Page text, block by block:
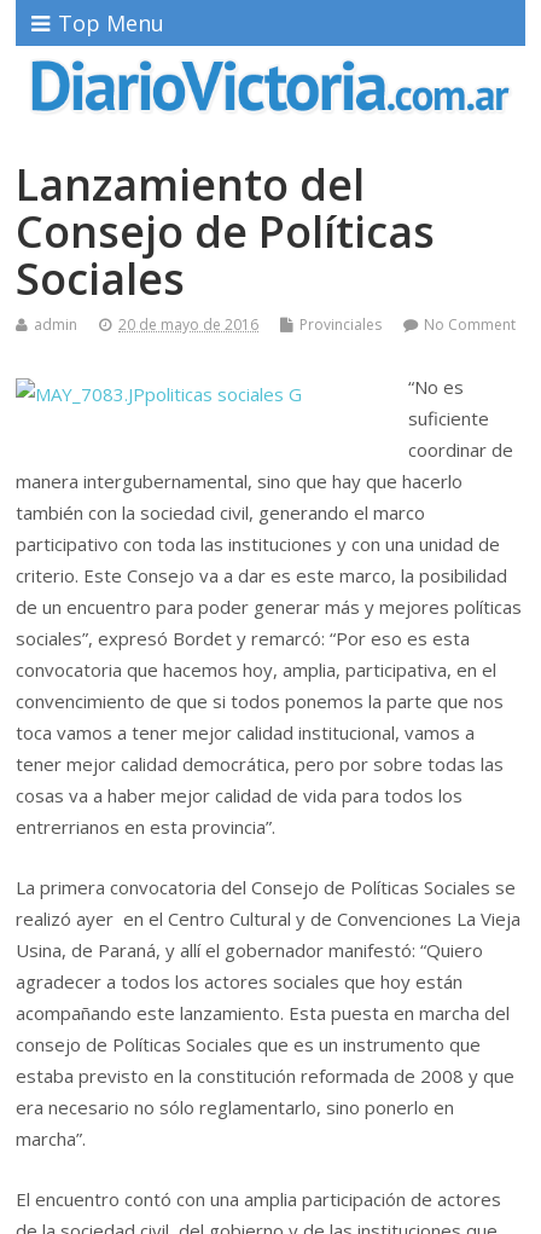
Top Menu
Lanzamiento del
Consejo de Políticas
Sociales
admin 20 de mayo de 2016 Provinciales No Comment
“No es
suficiente
coordinar de
manera intergubernamental, sino que hay que hacerlo
también con la sociedad civil, generando el marco
participativo con toda las instituciones y con una unidad de
criterio. Este Consejo va a dar es este marco, la posibilidad
de un encuentro para poder generar más y mejores políticas
sociales”, expresó Bordet y remarcó: “Por eso es esta
convocatoria que hacemos hoy, amplia, participativa, en el
convencimiento de que si todos ponemos la parte que nos
toca vamos a tener mejor calidad institucional, vamos a
tener mejor calidad democrática, pero por sobre todas las
cosas va a haber mejor calidad de vida para todos los
entrerrianos en esta provincia”.
La primera convocatoria del Consejo de Políticas Sociales se
realizó ayer en el Centro Cultural y de Convenciones La Vieja
Usina, de Paraná, y allí el gobernador manifestó: “Quiero
agradecer a todos los actores sociales que hoy están
acompañando este lanzamiento. Esta puesta en marcha del
consejo de Políticas Sociales que es un instrumento que
estaba previsto en la constitución reformada de 2008 y que
era necesario no sólo reglamentarlo, sino ponerlo en
marcha”.
El encuentro contó con una amplia participación de actores